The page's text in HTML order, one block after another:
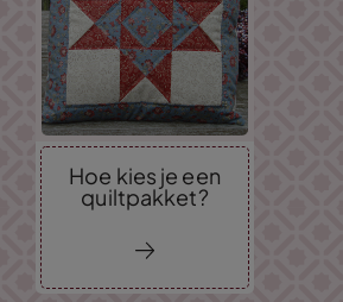
Hoe kies je een
quiltpakket?